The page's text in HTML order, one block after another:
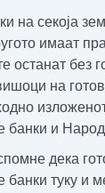
на секоја
имаат
останат без
на
банки и
дека
банки туку и